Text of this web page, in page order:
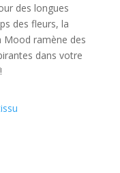
des longues
des fleurs, la
ramène des
dans votre